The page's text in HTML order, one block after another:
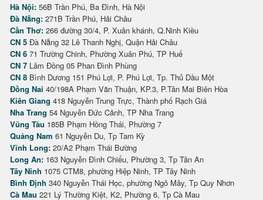
Hà Nội: 56B Trần Phú, Ba Đình, Hà Nội
Đà Nẵng: 271B Trần Phú, Hải Châu
Cần Thơ: 266 đường 30/4, P. Xuân khánh, Q.Ninh Kiều
CN 5 Đà Nẵng 32 Lê Thanh Nghị, Quận Hải Châu
CN 6 71 Trường Chinh, Phường Xuân Phú, TP Huế
CN 7 Lâm Đồng 05 Phan Đình Phùng
CN 8 Bình Dương 151 Phú Lợi, P. Phú Lợi, Tp. Thủ Dầu Một
Đồng Nai 40/198A Phạm Văn Thuận, KP.3, P.Tân Mai Biên Hòa
Kiên Giang 418 Nguyễn Trung Trực, Thành phố Rạch Giá
Nha Trang 54 Nguyễn Đức Cảnh, TP Nha Trang
Vũng Tàu 185B Phạm Hồng Thái, Phường 7
Quảng Nam 61 Nguyễn Du, Tp Tam Kỳ
Vĩnh Long: 20/A2 Phạm Thái Bường
Long An: 163 Nguyễn Đình Chiểu, Phường 3, Tp Tân An
Tây Ninh 1075 CTM8, phường Hiệp Ninh, TP Tây Ninh
Bình Định 340 Nguyễn Thái Học, phường Ngô Mây, Tp Quy Nhơn
Cà Mau 221 Lý Thường Kiệt, K2, Phường 6, Tp Cà Mau